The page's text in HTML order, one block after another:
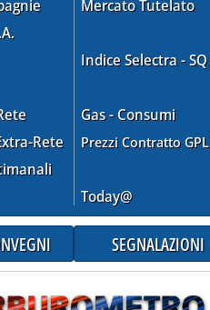
Rete
Mercato Tutelato
Indice Selectra - SQ
Gas - Consumi
Prezzi Contratto GPL
Today@
SEGNALAZIONI